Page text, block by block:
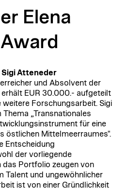
Elena
Sigi Atteneder
und Absolvent der
EUR 30.000.- aufgeteilt
Forschungsarbeit. Sigi
„Transnationales
für eine
östlichen Mittelmeerraumes".
Entscheidung
der vorliegende
das Portfolio zeugen von
Talent und ungewöhnlicher
ist von einer Gründlichkeit